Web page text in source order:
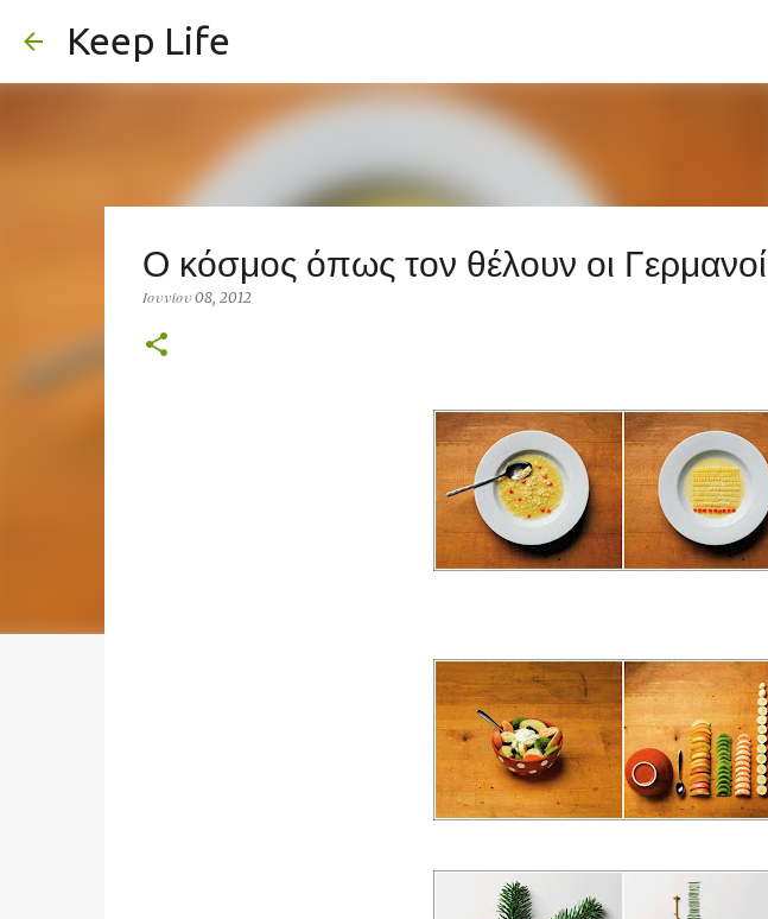
Keep Life
Ο κόσμος όπως τον θέλουν οι Γερμανοί
Ιουνίου 08, 2012